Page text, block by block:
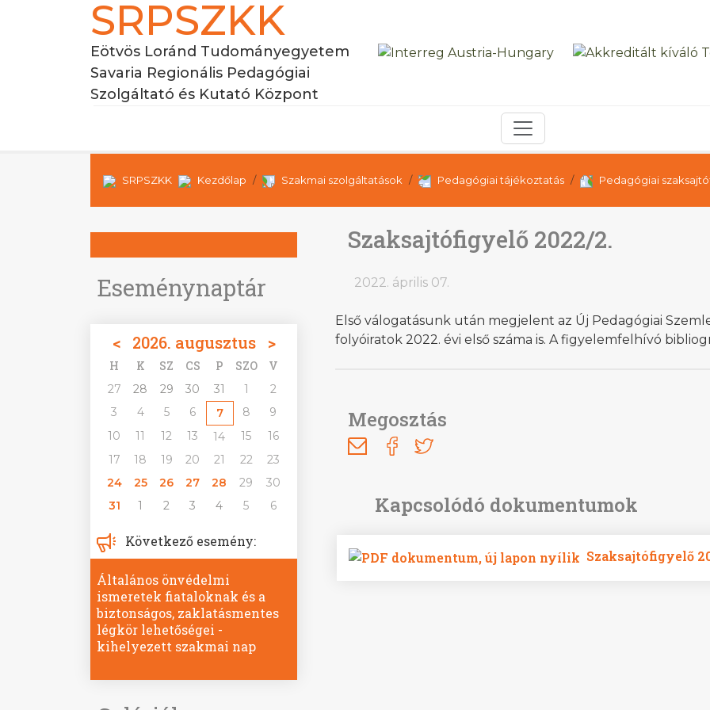
SRPSZKK
Eötvös Loránd Tudományegyetem
Savaria Regionális Pedagógiai
Szolgáltató és Kutató Központ
SRPSZKK Kezdőlap Szakmai szolgáltatások Pedagógiai tájékoztatás Pedagógiai
Eseménynaptár
< 2026. augusztus >
H K SZ CS P SZO V
27 28 29 30 31 1
2
3
4 5 6 7 8
9
10
11 12 13 14 15
16
17
18 19 20 21 22
23
24
25 26 27 28 29
30
31
1 2 3 4 5 6
Következő esemény:
Általános önvédelmi
ismeretek fiataloknak és a
biztonságos, zaklatásmentes
légkör lehetőségei -
kihelyezett szakmai nap
Szaksajtófigyelő 2022/2.
2022. április 07.
Első válogatásunk után megjelent az Új Pedagógiai
folyóiratok 2022. évi első száma is. A figyelemfelhívó
Megosztás
Szaksajtófigyelő